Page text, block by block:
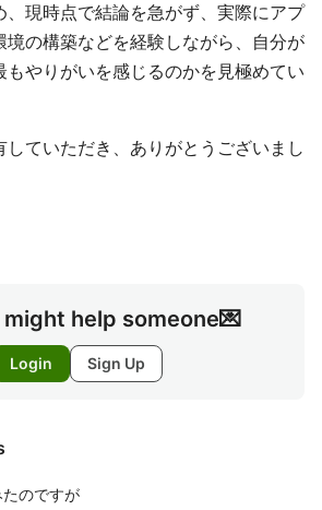
、現時点で結論を急がず、実際にアプ
境の構築などを経験しながら、自分が
もやりがいを感じるのかを見極めてい
ていただき、ありがとうございまし
help someone💌
Login Sign Up
のですが